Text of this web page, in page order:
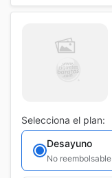
Selecciona el plan:
Desayuno
No reembolsable